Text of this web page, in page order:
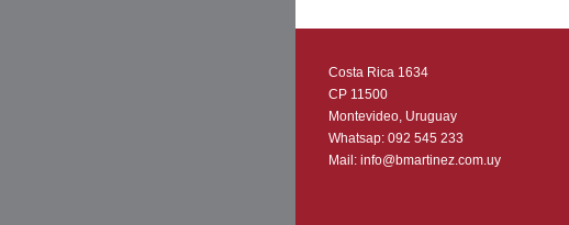
Costa Rica 1634
CP 11500
Montevideo, Uruguay
Whatsap: 092 545 233
Mail: info@bmartinez.com.uy